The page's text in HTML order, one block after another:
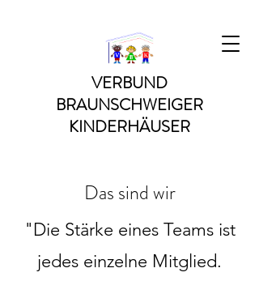
VERBUND
BRAUNSCHWEIGER
KINDERHÄUSER
Das sind wir
"Die Stärke eines Teams ist
jedes einzelne Mitglied.